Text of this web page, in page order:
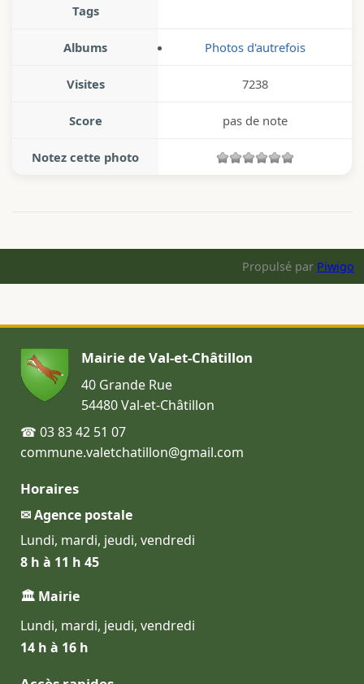
Tags
Albums Photos d'autrefois
Visites 7238
Score pas de note
Notez cette photo
Propulsé par Piwigo
Mairie de Val-et-Châtillon
40 Grande Rue
54480 Val-et-Châtillon
☎ 03 83 42 51 07
commune.valetchatillon@gmail.com
Horaires
✉ Agence postale
Lundi, mardi, jeudi, vendredi
8 h à 11 h 45
🏛 Mairie
Lundi, mardi, jeudi, vendredi
14 h à 16 h